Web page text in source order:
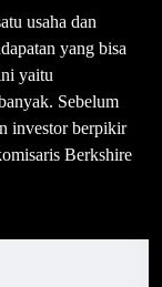
usaha dan
yang bisa
yaitu
Sebelum
investor berpikir
Berkshire